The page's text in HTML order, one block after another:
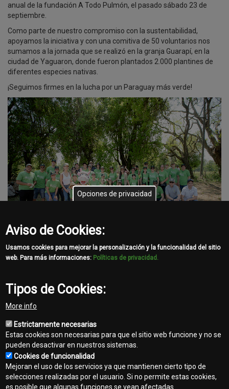
anual de la fundación A Todo Pulmón, el pasado sábado 23 de
septiembre.
Como parte de nuestro compromiso con la sustentabilidad,
apoyamos la iniciativa y con una comitiva de 50 voluntarios nos
sumamos a la jornada que se realizó en la granja Guarapí, en la
ciudad de Yaguaron, donde fueron plantados 2.000 plantines de
diferentes especies nativas.
¡Seguimos firmes en la lucha por un Paraguay más verde!
Share
Facebook
Opciones de privacidad
Aviso de Cookies:
Usamos cookies para mejorar la personalización y la funcionalidad del sitio
web. Para más informaciones: Políticas de privacidad.
Tipos de Cookies:
More info
Estrictamente necesarias
Estas cookies son necesarias para que el sitio web funcione y no se
pueden desactivar en nuestros sistemas.
Cookies de funcionalidad
Mejoran el uso de los servicios ya que mantienen cierto tipo de
selecciones realizadas por el usuario. Si no permite estas cookies,
es posible que algunas funciones se vean afectadas.